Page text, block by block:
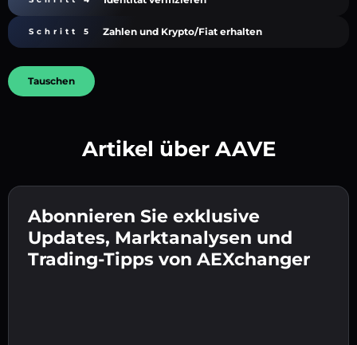
Gib deine Krypto-Wallet-Adresse ein 👉 fahre
mit dem nächsten Schritt fort.
Bestätige deine Identität 👉 fahre mit dem
letzten Schritt fort.
Schritt 5 Zahlen und Krypto/Fiat erhalten
Sende die Einzahlung 👉 erhalte Krypto oder
Fiat in deiner Wallet.
Tauschen
Artikel über AAVE
Abonnieren Sie exklusive
Updates, Marktanalysen und
Trading-Tipps von AEXchanger